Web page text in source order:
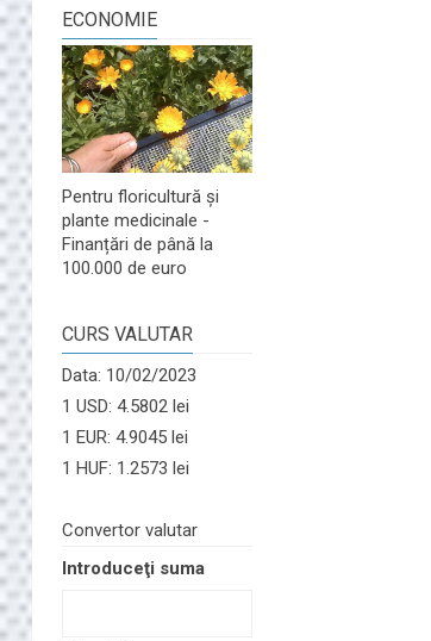
ECONOMIE
Pentru floricultură și
plante medicinale -
Finanțări de până la
100.000 de euro
CURS VALUTAR
Data: 10/02/2023
1 USD: 4.5802 lei
1 EUR: 4.9045 lei
1 HUF: 1.2573 lei
Convertor valutar
Introduceţi suma